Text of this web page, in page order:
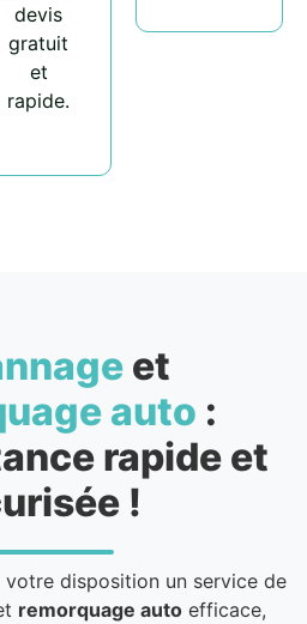
devis
gratuit
et
rapide.
et
auto :
rapide et
!
disposition un service de
remorquage auto efficace,